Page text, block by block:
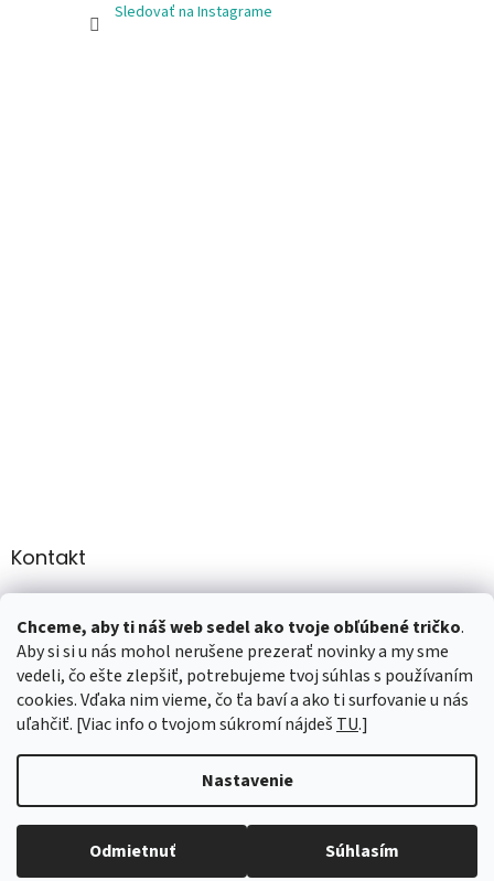
Chceme, aby ti náš web sedel ako tvoje obľúbené tričko.
Aby si si u nás mohol nerušene prezerať novinky a my sme
vedeli, čo ešte zlepšiť, potrebujeme tvoj súhlas s používaním
cookies. Vďaka nim vieme, čo ťa baví a ako ti surfovanie u nás
uľahčiť. [Viac info o tvojom súkromí nájdeš TU.]
Nastavenie
Odmietnuť Súhlasím
Sledovať na Instagrame
Kontakt
+421 907947783
Vytvoril Shoptet
Copyright 2026marTee.sk. Všetky práva vyhradené.Upraviť